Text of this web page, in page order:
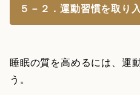
５－２．運動習慣を取り
睡眠の質を高めるには、運
う。